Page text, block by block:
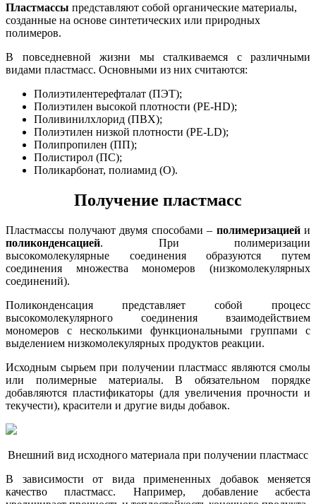
Пластмассы представляют собой органические материалы,
созданные на основе синтетических или природных
полимеров.
В повседневной жизни мы сталкиваемся с различными
видами пластмасс. Основными из них считаются:
Полиэтилентерефталат (ПЭТ);
Полиэтилен высокой плотности (PE-HD);
Поливинилхлорид (ПВХ);
Полиэтилен низкой плотности (PE-LD);
Полипропилен (ПП);
Полистирол (ПС);
Поликарбонат, полиамид (О).
Получение пластмасс
Пластмассы получают двумя способами – полимеризациейи
поликонденсацией. При полимеризации
высокомолекулярные соединения образуются путем
соединения множества мономеров (низкомолекулярных
соединений).
Поликонденсация представляет собой процесс
высокомолекулярного соединения взаимодействием
мономеров с несколькими функциональными группами с
выделением низкомолекулярных продуктов реакции.
Исходным сырьем при получении пластмасс являются смолы
или полимерные материалы. В обязательном порядке
добавляются пластификаторы (для увеличения прочности и
текучести), красители и другие виды добавок.
Внешний вид исходного материала при получении пластмасс
В зависимости от вида примененных добавок меняется
качество пластмасс. Например, добавление асбеста